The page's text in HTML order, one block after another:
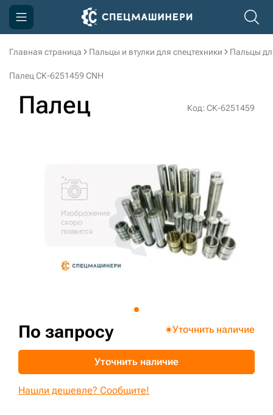
Главная страница Пальцы и втулки для спецтехники Пальцы
Палец СК-6251459 CNH
Палец Код: СК-6251459
По запросу Уточнить наличие
Уточнить наличие
Нашли дешевле? Сообщите!
Компания
Доставка и оплата
3D тур по производству
3D тур по складам
sksale@skdst.ru